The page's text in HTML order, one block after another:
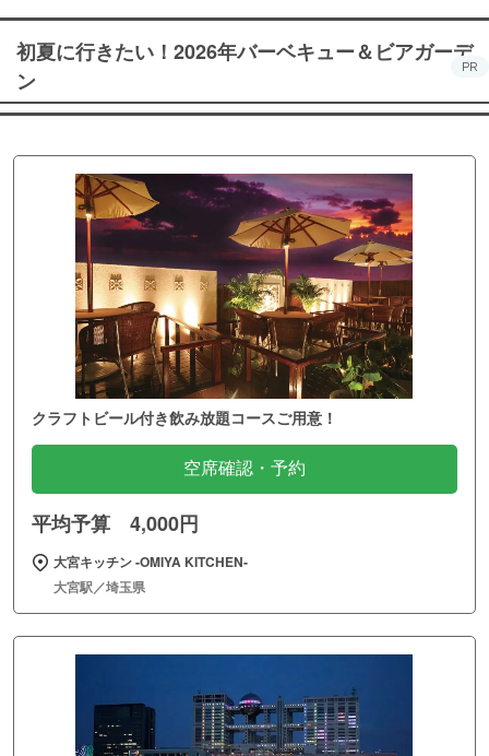
初夏に行きたい！2026年バーベキュー＆ビアガーデ
ン
PR
クラフトビール付き飲み放題コースご用意！
空席確認・予約
平均予算 4,000円
大宮キッチン ‐OMIYA KITCHEN‐
大宮駅／埼玉県